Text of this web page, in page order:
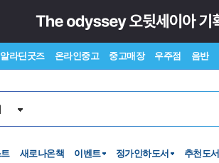
알라딘굿즈 온라인중고 중고매장 우주점 음반
새로나온책 이벤트 정가인하도서 추천도서